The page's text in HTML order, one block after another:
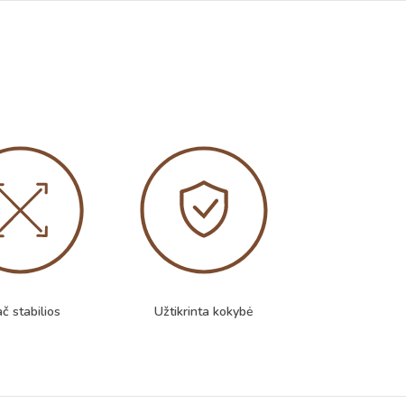
stabilios Užtikrinta kokybė